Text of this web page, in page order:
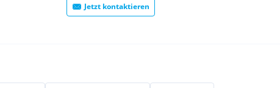
Jetzt kontaktieren